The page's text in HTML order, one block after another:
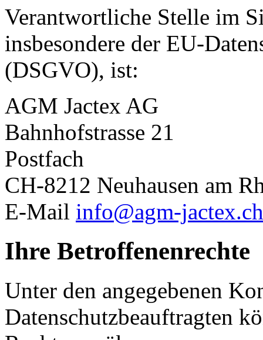
Verantwortliche Stelle im
insbesondere der EU-
(DSGVO), ist:
AGM Jactex AG
Bahnhofstrasse 21
Postfach
CH-8212 Neuhausen am
E-Mail info@agm-jactex.ch
Ihre Betroffenenrechte
Unter den angegebenen
Datenschutzbeauftragten